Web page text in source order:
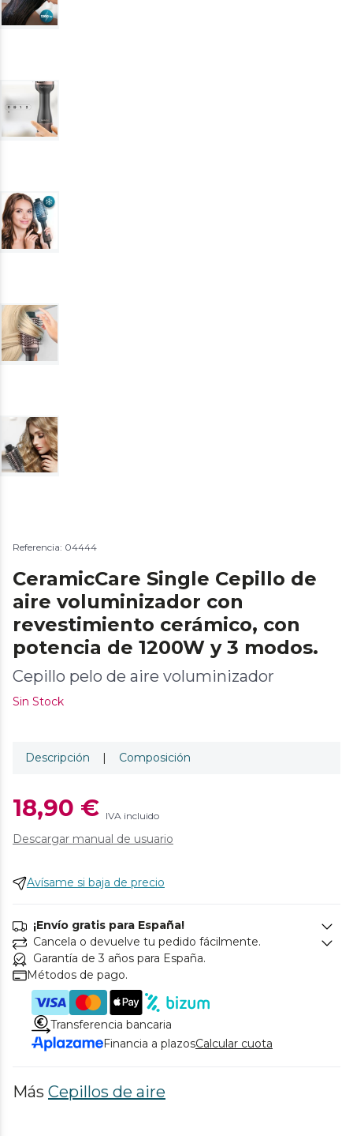
Referencia: 04444
CeramicCare Single Cepillo de
aire voluminizador con
revestimiento cerámico, con
potencia de 1200W y 3 modos.
Cepillo pelo de aire voluminizador
Sin Stock
Descripción | Composición
18,90 € IVA incluido
Descargar manual de usuario
Avísame si baja de precio
¡Envío gratis para España!
Cancela o devuelve tu pedido fácilmente.
Garantía de 3 años para España.
Métodos de pago.
Transferencia bancaria
Financia a plazosCalcular cuota
Más Cepillos de aire